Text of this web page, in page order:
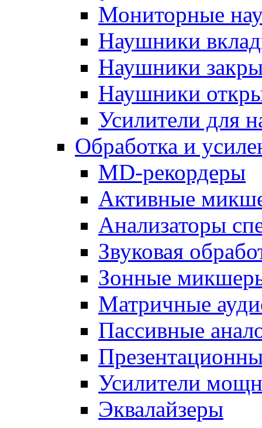
Мониторные
Наушники
Наушники
Наушники
Усилители для
Обработка и
MD-рекордеры
Активные
Анализаторы
Звуковая
Зонные
Матричные
Пассивные
Усилители
Эквалайзеры